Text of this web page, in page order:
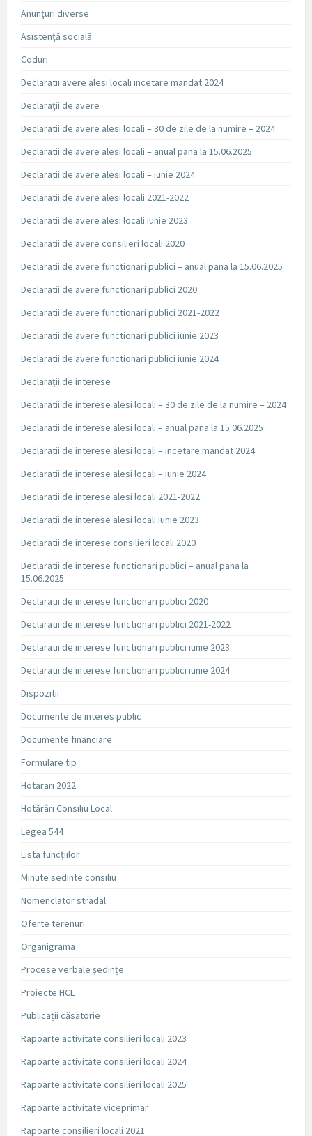
Anunțuri diverse
Asistență socială
Coduri
Declaratii avere alesi locali incetare mandat 2024
Declarații de avere
Declaratii de avere alesi locali – 30 de zile de la numire – 2024
Declaratii de avere alesi locali – anual pana la 15.06.2025
Declaratii de avere alesi locali – iunie 2024
Declaratii de avere alesi locali 2021-2022
Declaratii de avere alesi locali iunie 2023
Declaratii de avere consilieri locali 2020
Declaratii de avere functionari publici – anual pana la 15.06.2025
Declaratii de avere functionari publici 2020
Declaratii de avere functionari publici 2021-2022
Declaratii de avere functionari publici iunie 2023
Declaratii de avere functionari publici iunie 2024
Declarații de interese
Declaratii de interese alesi locali – 30 de zile de la numire – 2024
Declaratii de interese alesi locali – anual pana la 15.06.2025
Declaratii de interese alesi locali – incetare mandat 2024
Declaratii de interese alesi locali – iunie 2024
Declaratii de interese alesi locali 2021-2022
Declaratii de interese alesi locali iunie 2023
Declaratii de interese consilieri locali 2020
Declaratii de interese functionari publici – anual pana la
15.06.2025
Declaratii de interese functionari publici 2020
Declaratii de interese functionari publici 2021-2022
Declaratii de interese functionari publici iunie 2023
Declaratii de interese functionari publici iunie 2024
Dispozitii
Documente de interes public
Documente financiare
Formulare tip
Hotarari 2022
Hotărâri Consiliu Local
Legea 544
Lista funcțiilor
Minute sedinte consiliu
Nomenclator stradal
Oferte terenuri
Organigrama
Procese verbale ședințe
Proiecte HCL
Publicații căsătorie
Rapoarte activitate consilieri locali 2023
Rapoarte activitate consilieri locali 2024
Rapoarte activitate consilieri locali 2025
Rapoarte activitate viceprimar
Rapoarte consilieri locali 2021